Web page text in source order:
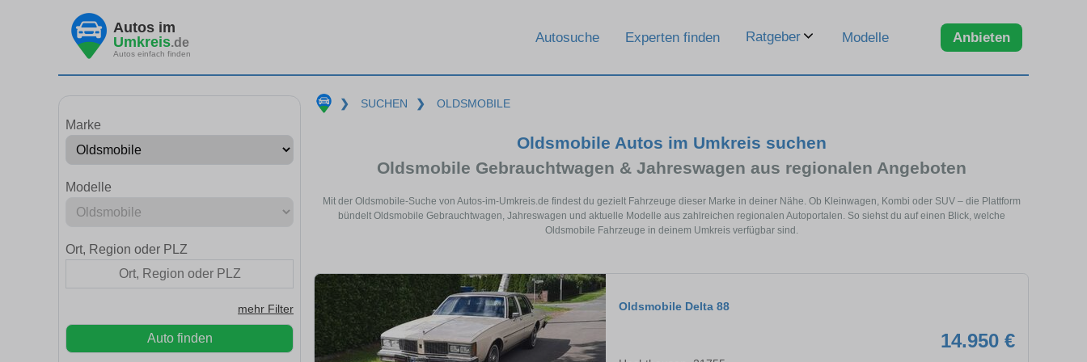
Autos im
Umkreis.de
Autos einfach finden
Autosuche Experten finden Ratgeber Modelle Anbieten
Marke
Modelle
Ort, Region oder PLZ
mehr Filter
Auto finden
❯ SUCHEN ❯ OLDSMOBILE
Oldsmobile Autos im Umkreis suchen
Oldsmobile Gebrauchtwagen & Jahreswagen aus regionalen Angeboten
Mit der Oldsmobile-Suche von Autos-im-Umkreis.de findest du gezielt Fahrzeuge dieser Marke in deiner Nähe. Ob Kleinwagen, Kombi oder SUV – die Plattform
bündelt Oldsmobile Gebrauchtwagen, Jahreswagen und aktuelle Modelle aus zahlreichen regionalen Autoportalen. So siehst du auf einen Blick, welche
Oldsmobile Fahrzeuge in deinem Umkreis verfügbar sind.
Oldsmobile Delta 88
14.950 €